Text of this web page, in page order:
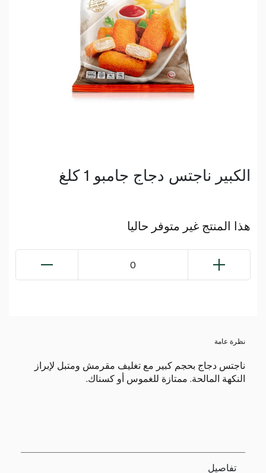
الكبير ناجتس دجاج جامبو 1 كلغ
هذا المنتج غير متوفر حاليا
0
نظرة عامة
ناجتس دجاج بحجم كبير مع تغليف مقرمش ومتبل لإبراز
النكهة المالحة. ممتازة للغموس أو كسناك.
تفاصيل